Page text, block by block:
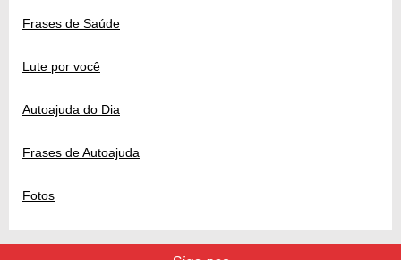
Frases de Saúde
Lute por você
Autoajuda do Dia
Frases de Autoajuda
Fotos